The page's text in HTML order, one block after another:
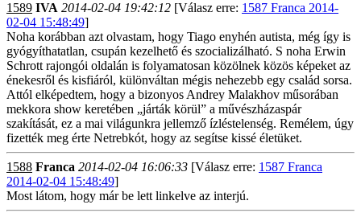
1589 IVA 2014-02-04 19:42:12 [Válasz erre: 1587 Franca 2014-
02-04 15:48:49]
Noha korábban azt olvastam, hogy Tiago enyhén autista, még így is
gyógyíthatatlan, csupán kezelhető és szocializálható. S noha Erwin
Schrott rajongói oldalán is folyamatosan közölnek közös képeket az
énekesről és kisfiáról, különváltan mégis nehezebb egy család sorsa.
Attól elképedtem, hogy a bizonyos Andrey Malakhov műsorában
mekkora show keretében „járták körül” a művészházaspár
szakítását, ez a mai világunkra jellemző ízléstelenség. Remélem, úgy
fizették meg érte Netrebkót, hogy az segítse kissé életüket.
1588 Franca 2014-02-04 16:06:33 [Válasz erre: 1587 Franca
2014-02-04 15:48:49]
Most látom, hogy már be lett linkelve az interjú.